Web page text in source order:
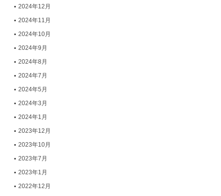
2024年12月
2024年11月
2024年10月
2024年9月
2024年8月
2024年7月
2024年5月
2024年3月
2024年1月
2023年12月
2023年10月
2023年7月
2023年1月
2022年12月